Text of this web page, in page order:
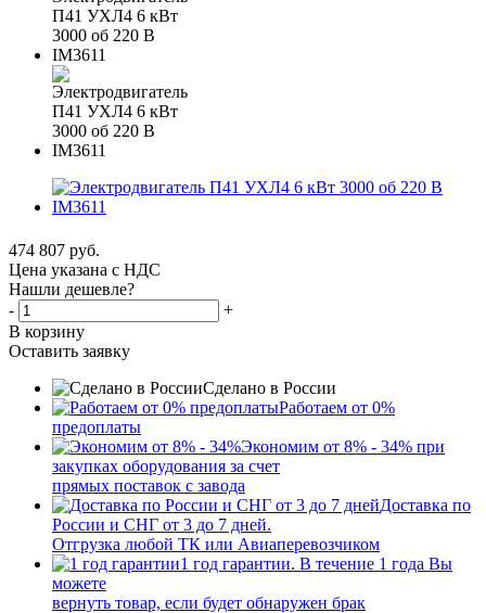
474 807 руб.
Цена указана с НДС
Нашли дешевле?
-
+
В корзину
Оставить заявку
Сделано в России
Работаем от 0%
предоплаты
Экономим от 8% - 34% при
закупках оборудования за счет
прямых поставок с завода
Доставка по
России и СНГ от 3 до 7 дней.
Отгрузка любой ТК или Авиаперевозчиком
1 год гарантии. В течение 1 года Вы
можете
вернуть товар, если будет обнаружен брак